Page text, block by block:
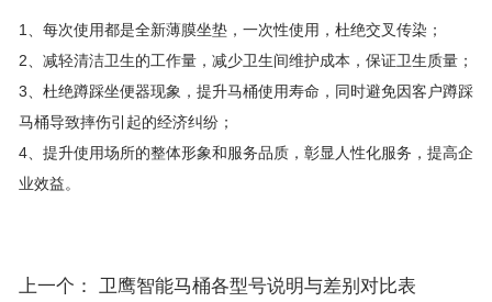
1、每次使用都是全新薄膜坐垫，一次性使用，杜绝交叉传染；
2、减轻清洁卫生的工作量，减少卫生间维护成本，保证卫生质量；
3、杜绝蹲踩坐便器现象，提升马桶使用寿命，同时避免因客户蹲踩
马桶导致摔伤引起的经济纠纷；
4、提升使用场所的整体形象和服务品质，彰显人性化服务，提高企
业效益。
上一个： 卫鹰智能马桶各型号说明与差别对比表